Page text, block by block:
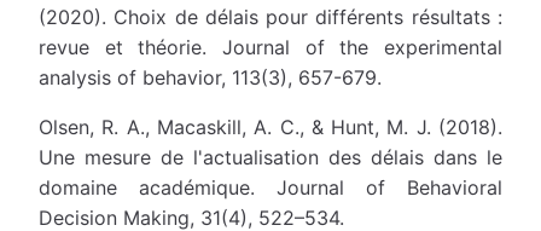
(2020). Choix de délais pour différents résultats :
revue et théorie. Journal of the experimental
analysis of behavior, 113(3), 657-679.
Olsen, R. A., Macaskill, A. C., & Hunt, M. J. (2018).
Une mesure de l'actualisation des délais dans le
domaine académique. Journal of Behavioral
Decision Making, 31(4), 522–534.